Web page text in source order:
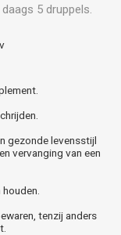
5 druppels.
gezonde levensstijl
vervanging van een
tenzij anders